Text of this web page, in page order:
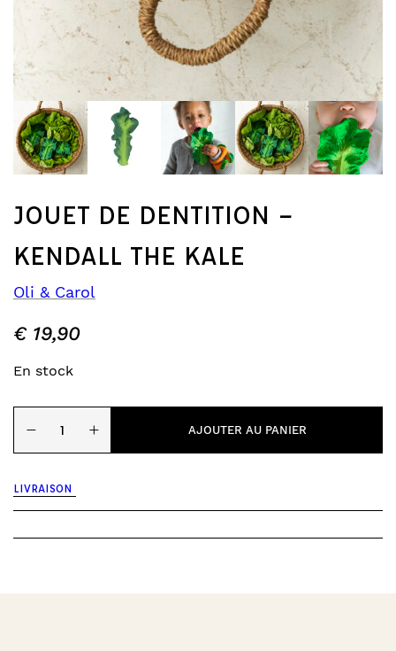
JOUET DE DENTITION –
KENDALL THE KALE
Oli & Carol
€19,90
En stock
quantité
de
dentition
-
Kendall
− + AJOUTER AU PANIER
LIVRAISON